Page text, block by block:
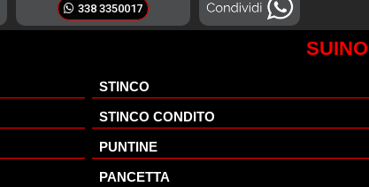
338 3350017
SUINO
STINCO
STINCO CONDITO
PUNTINE
PANCETTA